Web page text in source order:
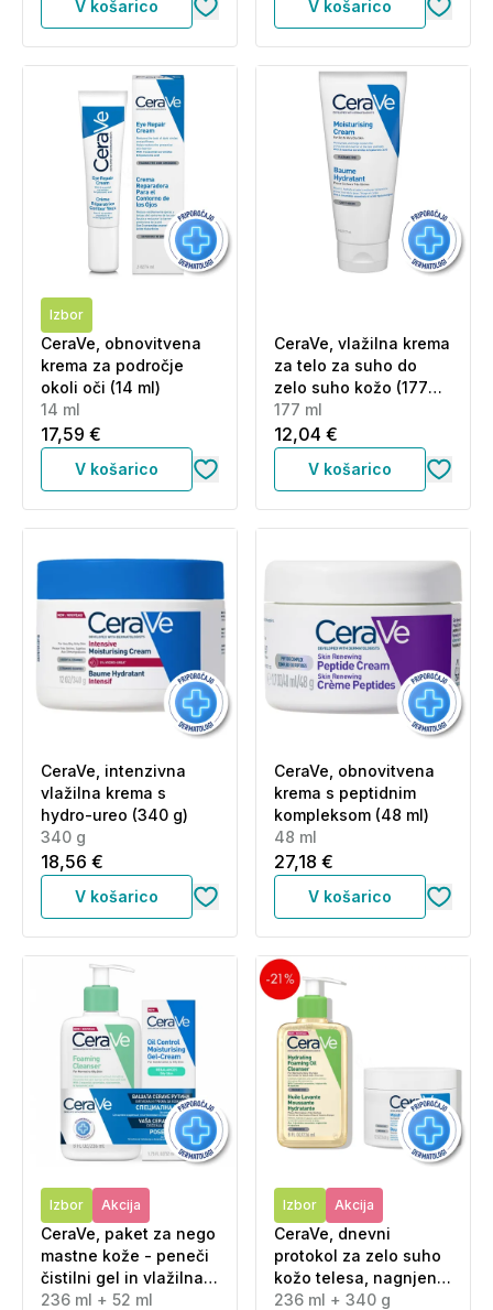
V košarico V košarico
Izbor
CeraVe, obnovitvena
krema za področje
okoli oči (14 ml)
14 ml
17,59 €
V košarico
CeraVe, vlažilna krema
za telo za suho do
zelo suho kožo (177
ml)
177 ml
12,04 €
V košarico
CeraVe, intenzivna
vlažilna krema s
hydro-ureo (340 g)
340 g
18,56 €
V košarico
CeraVe, obnovitvena
krema s peptidnim
kompleksom (48 ml)
48 ml
27,18 €
V košarico
Izbor Akcija
CeraVe, paket za nego
mastne kože - peneči
čistilni gel in vlažilna
gel krema (236 ml + 52
236 ml + 52 ml
Izbor Akcija
CeraVe, dnevni
protokol za zelo suho
kožo telesa, nagnjeno
k atopiji - olje in krema
236 ml + 340 g